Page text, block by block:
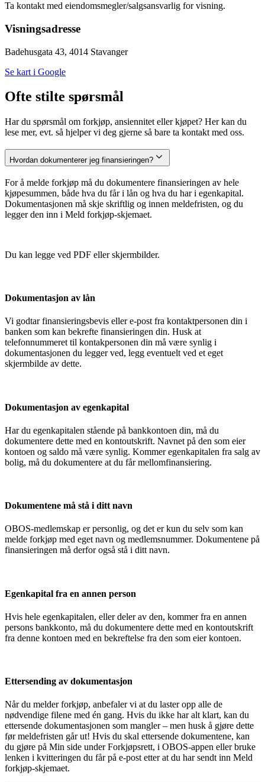
Ta kontakt med eiendomsmegler/salgsansvarlig for visning.
Visningsadresse
Badehusgata 43, 4014 Stavanger
Se kart i Google
Ofte stilte spørsmål
Har du spørsmål om forkjøp, ansiennitet eller kjøpet? Her kan du
lese mer, evt. så hjelper vi deg gjerne så bare ta kontakt med oss.
Hvordan dokumenterer jeg finansieringen?
For å melde forkjøp må du dokumentere finansieringen av hele
kjøpesummen, både hva du får i lån og hva du har i egenkapital.
Dokumentasjonen må skje skriftlig og innen meldefristen, og du
legger den inn i Meld forkjøp-skjemaet.
Du kan legge ved PDF eller skjermbilder.
Dokumentasjon av lån
Vi godtar finansieringsbevis eller e-post fra kontaktpersonen din i
banken som kan bekrefte finansieringen din. Husk at
telefonnummeret til kontakpersonen din må være synlig i
dokumentasjonen du legger ved, legg eventuelt ved et eget
skjermbilde av dette.
Dokumentasjon av egenkapital
Har du egenkapitalen stående på bankkontoen din, må du
dokumentere dette med en kontoutskrift. Navnet på den som eier
kontoen og saldo må være synlig. Kommer egenkapitalen fra salg av
bolig, må du dokumentere at du får mellomfinansiering.
Dokumentene må stå i ditt navn
OBOS-medlemskap er personlig, og det er kun du selv som kan
melde forkjøp med eget navn og medlemsnummer. Dokumentene på
finansieringen må derfor også stå i ditt navn.
Egenkapital fra en annen person
Hvis hele egenkapitalen, eller deler av den, kommer fra en annen
persons bankkonto, må du dokumentere dette med en kontoutskrift
fra denne kontoen med en bekreftelse fra den som eier kontoen.
Ettersending av dokumentasjon
Når du melder forkjøp, anbefaler vi at du laster opp alle de
nødvendige filene med én gang. Hvis du ikke har alt klart, kan du
ettersende dokumentasjonen som mangler – men husk å gjøre dette
før meldefristen går ut! Hvis du skal ettersende dokumentene, kan
du gjøre på Min side under Forkjøpsrett, i OBOS-appen eller bruke
lenken i kvitteringen du får på e-post etter at du har sendt inn Meld
forkjøp-skjemaet.